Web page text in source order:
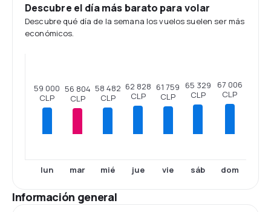
Descubre el día más barato para volar
Descubre qué día de la semana los vuelos suelen ser más
económicos.
59 000
CLP
lun
56 804
CLP
mar
58 482
CLP
mié
62 828
CLP
jue
61 759
CLP
vie
65 329
CLP
sáb
67 006
CLP
dom
Información general